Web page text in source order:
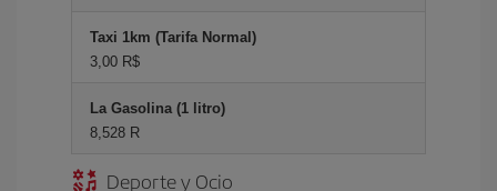
Taxi 1km (Tarifa Normal)
3,00 R$
La Gasolina (1 litro)
8,528 R
Deporte y Ocio